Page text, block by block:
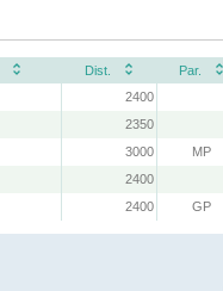
Dist. Par.
2400
2350
3000 MP
2400
2400 GP